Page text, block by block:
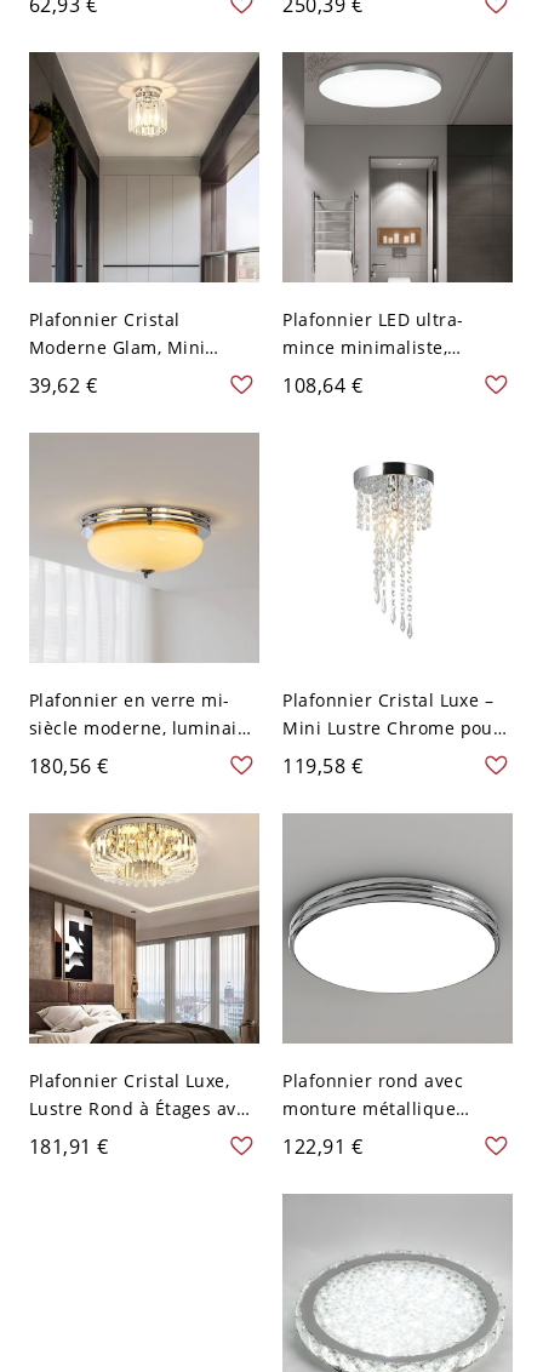
Chrome 110 V-120 V
Transparent
50,8 cm
Plafonnier Cristal
Moderne Glam, Mini
Lustre Chrome pour
Couloir Entrée - 110 V-120
V Rond
39,62 €
Plafonnier LED ultra-
mince minimaliste,
luminaire rond à profil
bas avec design scellé -
108,64 €
Plafonnier en verre mi-
siècle moderne, luminaire
rétro en dôme avec
accents en chrome poli -
110 V-120 V Chaud jaune
crème
180,56 €
Plafonnier Cristal Luxe –
Mini Lustre Chrome pour
Couloir, Placard et
Chambre - 110 V-120 V 1
119,58 €
Plafonnier Cristal Luxe,
Lustre Rond à Étages avec
Finition Chrome Poli - 110
V-120 V 50,8 cm
181,91 €
Plafonnier rond avec
monture métallique
encastrée et abat-jour en
PMMA - Chrome 110 V-120
V 40,64 cm Gradation à
122,91 €